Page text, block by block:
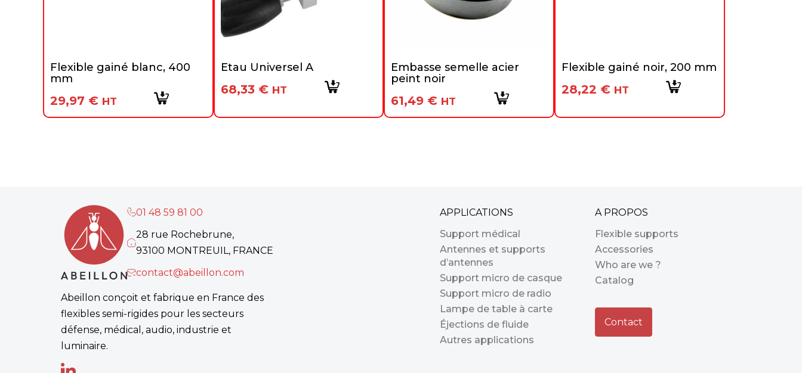
Flexible gainé blanc, 400
mm
29,97 € HT
Etau Universel A
68,33 € HT
Embasse semelle acier
peint noir
61,49 € HT
Flexible gainé noir, 200 mm
28,22 € HT
01 48 59 81 00
28 rue Rochebrune,
93100 MONTREUIL, FRANCE
contact@abeillon.com
Abeillon conçoit et fabrique en France des
flexibles semi-rigides pour les secteurs
défense, médical, audio, industrie et
luminaire.
APPLICATIONS
Support médical
Antennes et supports
d’antennes
Support micro de casque
Support micro de radio
Lampe de table à carte
Éjections de fluide
Autres applications
A PROPOS
Flexible supports
Accessories
Who are we ?
Catalog
Contact